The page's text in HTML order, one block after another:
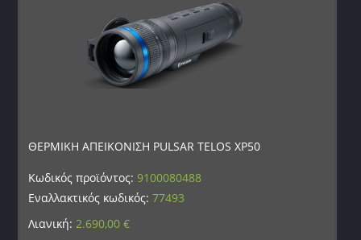
ΘΕΡΜΙΚΗ ΑΠΕΙΚΟΝΙΣΗ PULSAR TELOS XP50
Κωδικός προϊόντος:9100080488
Εναλλακτικός κωδικός:77493
Λιανική: 2.690,00€